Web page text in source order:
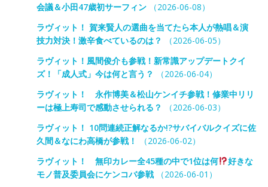
会議＆小田47歳初サーフィン（2026-06-08）
ラヴィット！ 賀来賢人の選曲を当てたら本人が熱唱＆演
技力対決！激辛食べているのは？
（2026-06-05）
ラヴィット！風間俊介も参戦！新常識アップデートクイ
ズ！「成人式」今は何と言う？
（2026-06-04）
ラヴィット！ 永作博美＆松山ケンイチ参戦！修業中リリ
ーは極上寿司で感動させられる？
（2026-06-03）
ラヴィット！ 10問連続正解なるか!?サバイバルクイズに佐
久間＆なにわ高橋が参戦！
（2026-06-02）
ラヴィット！ 無印カレー全45種の中で1位は何
好きな
モノ普及委員会にケンコバ参戦（2026-06-01）